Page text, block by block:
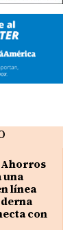
Ahorros
una
línea
con